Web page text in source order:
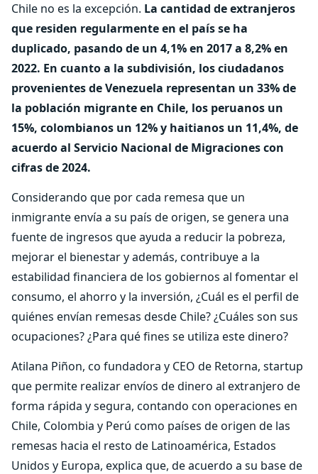
Chile no es la excepción. La cantidad de extranjeros
que residen regularmente en el país se ha
duplicado, pasando de un 4,1% en 2017 a 8,2% en
2022. En cuanto a la subdivisión, los ciudadanos
provenientes de Venezuela representan un 33% de
la población migrante en Chile, los peruanos un
15%, colombianos un 12% y haitianos un 11,4%, de
acuerdo al Servicio Nacional de Migraciones con
cifras de 2024.
Considerando que por cada remesa que un
inmigrante envía a su país de origen, se genera una
fuente de ingresos que ayuda a reducir la pobreza,
mejorar el bienestar y además, contribuye a la
estabilidad financiera de los gobiernos al fomentar el
consumo, el ahorro y la inversión, ¿Cuál es el perfil de
quiénes envían remesas desde Chile? ¿Cuáles son sus
ocupaciones? ¿Para qué fines se utiliza este dinero?
Atilana Piñon, co fundadora y CEO de Retorna, startup
que permite realizar envíos de dinero al extranjero de
forma rápida y segura, contando con operaciones en
Chile, Colombia y Perú como países de origen de las
remesas hacia el resto de Latinoamérica, Estados
Unidos y Europa, explica que, de acuerdo a su base de